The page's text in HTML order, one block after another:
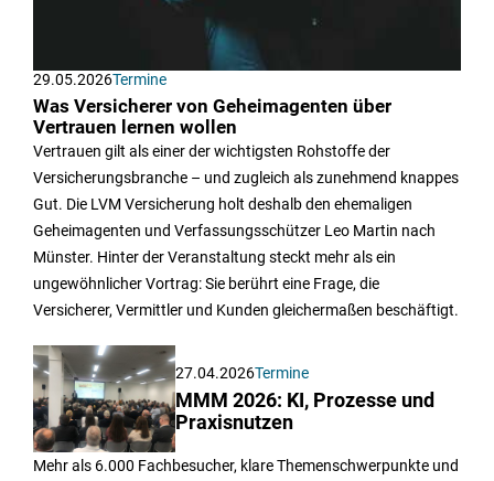
29.05.2026Termine
Was Versicherer von Geheimagenten über
Vertrauen lernen wollen
Vertrauen gilt als einer der wichtigsten Rohstoffe der
Versicherungsbranche – und zugleich als zunehmend knappes
Gut. Die LVM Versicherung holt deshalb den ehemaligen
Geheimagenten und Verfassungsschützer Leo Martin nach
Münster. Hinter der Veranstaltung steckt mehr als ein
ungewöhnlicher Vortrag: Sie berührt eine Frage, die
Versicherer, Vermittler und Kunden gleichermaßen beschäftigt.
27.04.2026Termine
MMM 2026: KI, Prozesse und
Praxisnutzen
Mehr als 6.000 Fachbesucher, klare Themenschwerpunkte und